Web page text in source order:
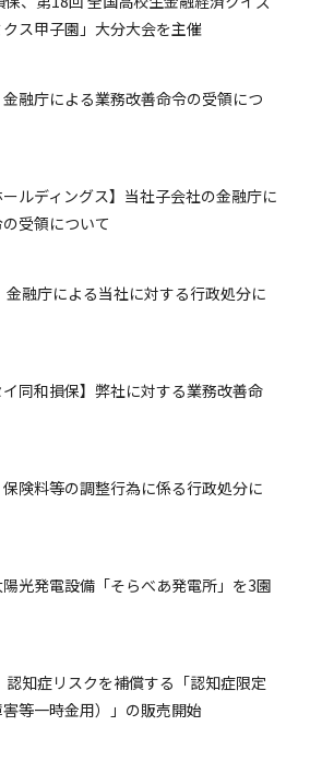
ス甲子園」大分大会を主催
金融庁による業務改善命令の受領につ
ールディングス】当社子会社の金融庁に
受領について
金融庁による当社に対する行政処分に
イ同和損保】弊社に対する業務改善命
保険料等の調整行為に係る行政処分に
陽光発電設備「そらべあ発電所」を3園
認知症リスクを補償する「認知症限定
等一時金用）」の販売開始